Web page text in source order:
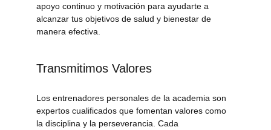
apoyo continuo y motivación para ayudarte a
alcanzar tus objetivos de salud y bienestar de
manera efectiva.
Transmitimos Valores
Los entrenadores personales de la academia son
expertos cualificados que fomentan valores como
la disciplina y la perseverancia. Cada